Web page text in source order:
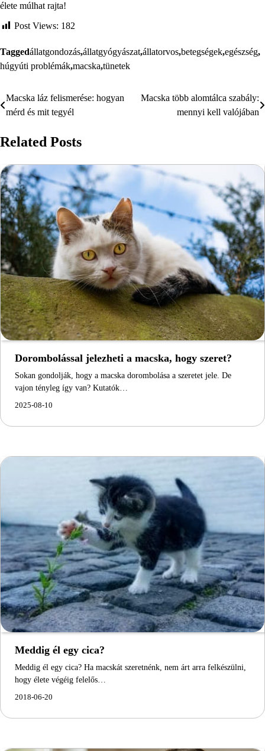
élete múlhat rajta!
Post Views: 182
Taggedállatgondozás,állatgyógyászat,állatorvos,betegségek,egészség,
húgyúti problémák,macska,tünetek
Bejegyzés
Macska láz felismerése: hogyan
mérd és mit tegyél
Macska több alomtálca szabály:
mennyi kell valójában
Related Posts
Dorombolással jelezheti a macska, hogy szeret?
Sokan gondolják, hogy a macska dorombolása a szeretet jele. De
vajon tényleg így van? Kutatók…
2025-08-10
Meddig él egy cica?
Meddig él egy cica? Ha macskát szeretnénk, nem árt arra felkészülni,
hogy élete végéig felelős…
2018-06-20